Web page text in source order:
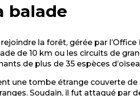
balade
la forêt, gérée par
de 10 km ou les circuits de
de plus de 35 espèces
une tombe étrange couverte de
Soudain, il fut attaqué